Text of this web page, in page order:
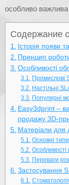
особливо важлива
Содержание
Історія появи
Принцип
Особливості
Промислові
Настільні
Популярні
Easy3dprint –
продажу 3D-
Матеріали для
Основні
Переваги
Застосування